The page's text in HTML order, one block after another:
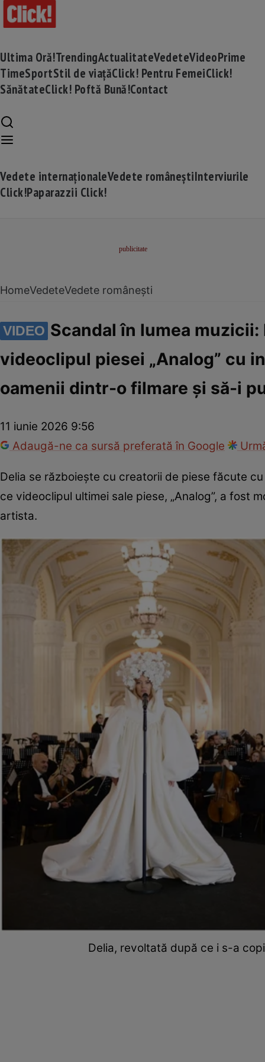
Ultima Oră!TrendingActualitateVedeteVideoPrime
TimeSportStil de viațăClick! Pentru FemeiClick!
SănătateClick! Poftă Bună!Contact
Vedete internaționaleVedete româneștiInterviurile
Click!Paparazzii Click!
HomeVedeteVedete românești
VIDEO Scandal în lumea
videoclipul piesei „Analog” cu
oamenii dintr-o filmare și să-i
11 iunie 2026 9:56
Adaugă-ne ca sursă preferată în Google
Delia se războiește cu creatorii de piese făcute
ce videoclipul ultimei sale piese, „Analog”, a fost
artista.
Delia, revoltată după ce i s-a